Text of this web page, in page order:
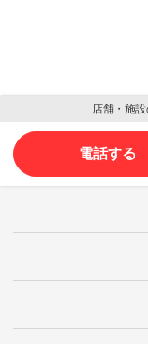
店舗・施
電話する